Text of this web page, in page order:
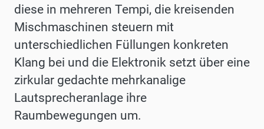
diese in mehreren Tempi, die kreisenden
Mischmaschinen steuern mit
unterschiedlichen Füllungen konkreten
Klang bei und die Elektronik setzt über eine
zirkular gedachte mehrkanalige
Lautsprecheranlage ihre
Raumbewegungen um.